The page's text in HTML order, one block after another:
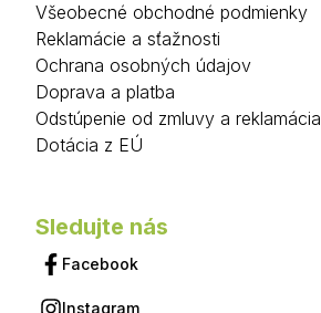
Všeobecné obchodné podmienky
Reklamácie a sťažnosti
Ochrana osobných údajov
Doprava a platba
Odstúpenie od zmluvy a reklamácia
Dotácia z EÚ
Sledujte nás
Facebook
Instagram